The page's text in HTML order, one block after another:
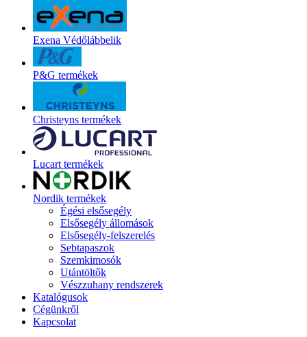
Exena Védőlábbelik
P&G termékek
Christeyns termékek
Lucart termékek
Nordik termékek
Égési elsősegély
Elsősegély állomások
Elsősegély-felszerelés
Sebtapaszok
Szemkimosók
Utántöltők
Vészzuhany rendszerek
Katalógusok
Cégünkről
Kapcsolat